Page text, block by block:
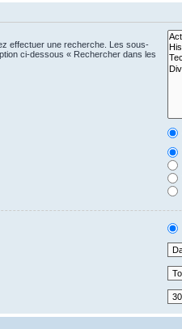
effectuer une recherche. Les sous-
ci-dessous « Rechercher dans les